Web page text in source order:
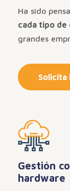
Ha sido
cada tipo de
grandes
Solicita
Gestión
hardware